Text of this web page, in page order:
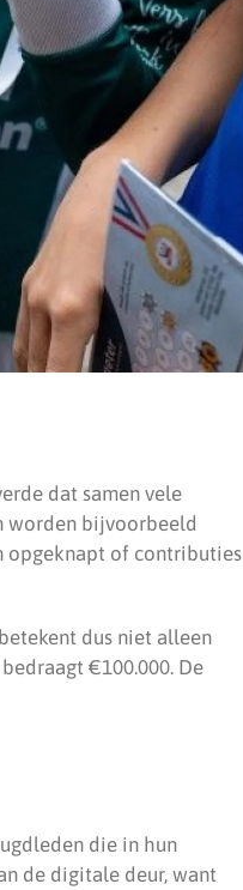
dat samen vele
worden bijvoorbeeld
opgeknapt of contributies
dus niet alleen
€100.000. De
die in hun
de digitale deur, want